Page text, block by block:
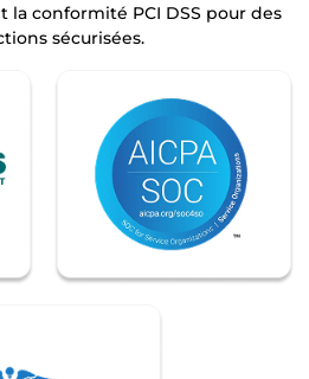
conformité PCI DSS pour des
sécurisées.